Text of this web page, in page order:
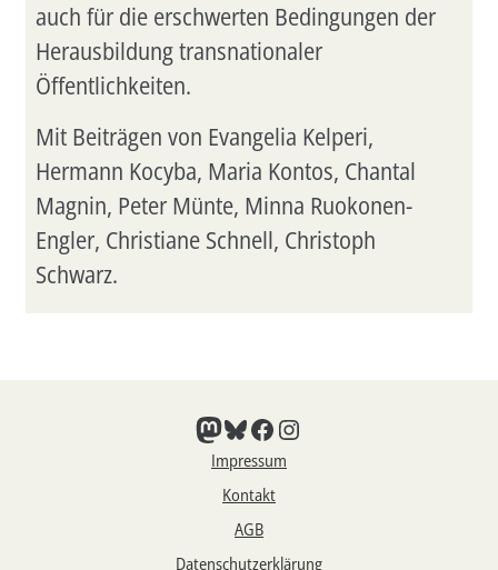
auch für die erschwerten Bedingungen der
Herausbildung transnationaler
Öffentlichkeiten.
Mit Beiträgen von Evangelia Kelperi,
Hermann Kocyba, Maria Kontos, Chantal
Magnin, Peter Münte, Minna Ruokonen-
Engler, Christiane Schnell, Christoph
Schwarz.
Mastodon
Bluesky
Facebook
Instagram
Impressum
Kontakt
AGB
Datenschutzerklärung